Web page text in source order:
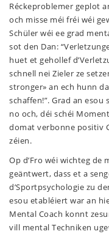
Réckeproblemer geplot
och misse méi fréi wéi
Schüler wéi ee grad
sot den Dan:
huet et gehollef
schnell nei Zieler ze
stronger» an ech hunn
schaffen!”. Grad an
no och, déi schéi
domat verbonne positiv
zéien.
Op d’Fro wéi wichteg de
geäntwert, dass et a
d’Sportpsychologie zu
esou etabléiert war an
Mental Coach konnt
vill mental Techniken